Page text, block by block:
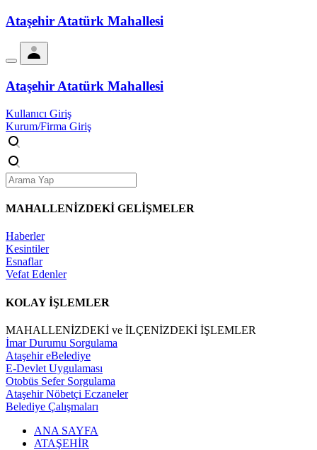
Ataşehir Atatürk Mahallesi
Ataşehir Atatürk Mahallesi
Kullanıcı Giriş
Kurum/Firma Giriş
MAHALLENİZDEKİ GELİŞMELER
Haberler
Kesintiler
Esnaflar
Vefat Edenler
KOLAY İŞLEMLER
MAHALLENİZDEKİ ve İLÇENİZDEKİ İŞLEMLER
İmar Durumu Sorgulama
Ataşehir eBelediye
E-Devlet Uygulaması
Otobüs Sefer Sorgulama
Ataşehir Nöbetçi Eczaneler
Belediye Çalışmaları
ANA SAYFA
ATAŞEHİR